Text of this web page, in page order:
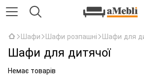
Шафи Шафи розпашні Шафи для
Шафи для дитячої
Немає товарів